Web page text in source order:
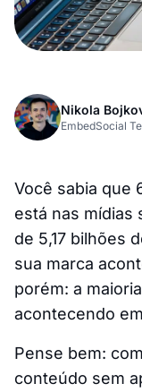
Nikola
EmbedSocial
Você sabia que
está nas mídias
de 5,17 bilhões
sua marca
porém: a
acontecendo
Pense bem:
conteúdo sem